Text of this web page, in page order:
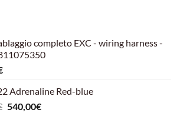
completo EXC - wiring harness -
Adrenaline Red-blue
Il
540,00€Il